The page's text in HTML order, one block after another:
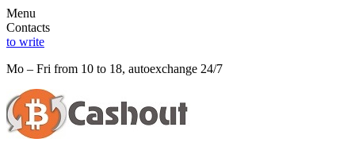
Menu
Contacts
to write
Mo – Fri from 10 to 18, autoexchange 24/7